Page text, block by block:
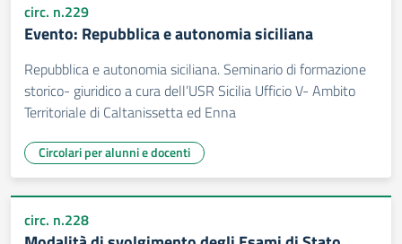
circ. n.229
Evento: Repubblica e autonomia siciliana
Repubblica e autonomia siciliana. Seminario di formazione
storico- giuridico a cura dell’USR Sicilia Ufficio V- Ambito
Territoriale di Caltanissetta ed Enna
Circolari per alunni e docenti
circ. n.228